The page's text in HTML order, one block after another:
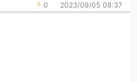
0 2023/09/05 08:37